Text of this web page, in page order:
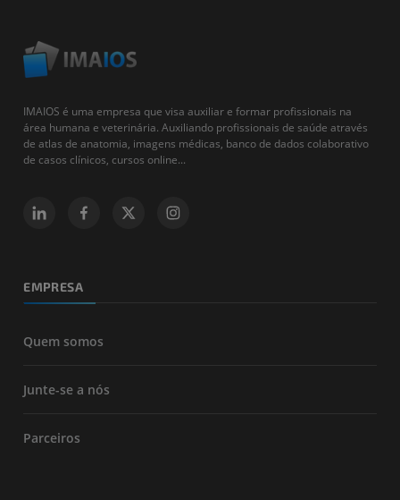
IMAIOS é uma empresa que visa auxiliar e formar profissionais na
área humana e veterinária. Auxiliando profissionais de saúde através
de atlas de anatomia, imagens médicas, banco de dados colaborativo
de casos clínicos, cursos online...
EMPRESA
Quem somos
Junte-se a nós
Parceiros